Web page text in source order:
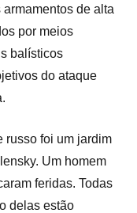
de alta
por meios
balísticos
do ataque
russo foi um jardim
Um homem
feridas. Todas
delas estão